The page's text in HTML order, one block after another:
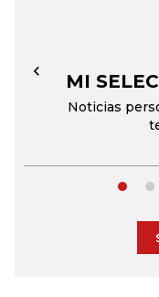
MI
Noticias
←